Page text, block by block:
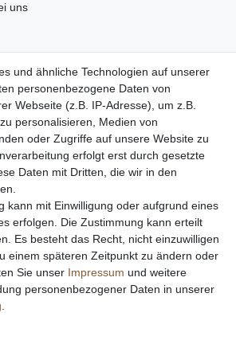
uns
Daten­schutz­erklärung AGB
und ähnliche Technologien auf unserer
personenbezogene Daten von
Webseite (z.B. IP-Adresse), um z.B.
personalisieren, Medien von
oder Zugriffe auf unsere Website zu
erfolgt erst durch gesetzte
Daten mit Dritten, die wir in den
kann mit Einwilligung oder aufgrund eines
erfolgen. Die Zustimmung kann erteilt
Es besteht das Recht, nicht einzuwilligen
einem späteren Zeitpunkt zu ändern oder
Sie unser Impressum und weitere
personenbezogener Daten in unserer